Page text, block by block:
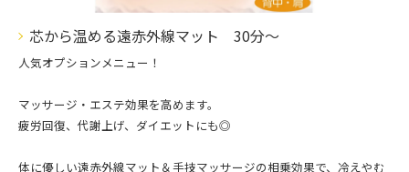
芯から温める遠赤外線マット 30分〜
人気オプションメニュー！
マッサージ・エステ効果を高めます。
疲労回復、代謝上げ、ダイエットにも◎
体に優しい遠赤外線マット＆手技マッサージの相乗効果で、冷えやむ